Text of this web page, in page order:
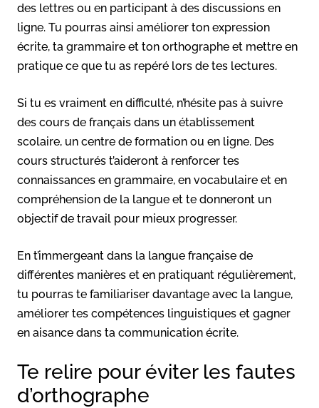
des lettres ou en participant à des discussions en
ligne. Tu pourras ainsi améliorer ton expression
écrite, ta grammaire et ton orthographe et mettre en
pratique ce que tu as repéré lors de tes lectures.
Si tu es vraiment en difficulté, n’hésite pas à suivre
des cours de français dans un établissement
scolaire, un centre de formation ou en ligne. Des
cours structurés t’aideront à renforcer tes
connaissances en grammaire, en vocabulaire et en
compréhension de la langue et te donneront un
objectif de travail pour mieux progresser.
En t’immergeant dans la langue française de
différentes manières et en pratiquant régulièrement,
tu pourras te familiariser davantage avec la langue,
améliorer tes compétences linguistiques et gagner
en aisance dans ta communication écrite.
Te relire pour éviter les fautes
d’orthographe